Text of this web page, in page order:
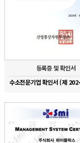
등록증 및 확인서